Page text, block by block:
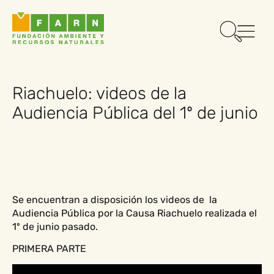
Riachuelo: videos de la
Audiencia Pública del 1º de junio
Se encuentran a disposición los videos de la
Audiencia Pública por la Causa Riachuelo realizada el
1º de junio pasado.
PRIMERA PARTE